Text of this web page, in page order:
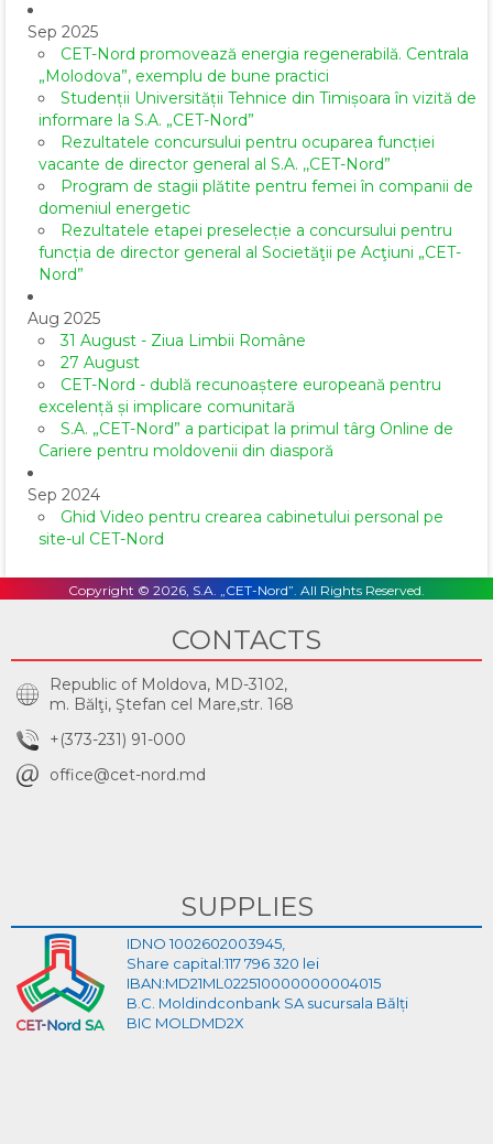
Sep 2025
CET-Nord promovează energia regenerabilă. Centrala
„Molodova”, exemplu de bune practici
Studenții Universității Tehnice din Timișoara în vizită de
informare la S.A. „CET-Nord”
Rezultatele concursului pentru ocuparea funcției
vacante de director general al S.A. ,,CET-Nord”
Program de stagii plătite pentru femei în companii de
domeniul energetic
Rezultatele etapei preselecție a concursului pentru
funcția de director general al Societăţii pe Acţiuni „CET-
Nord”
Aug 2025
31 August - Ziua Limbii Române
27 August
CET-Nord - dublă recunoaștere europeană pentru
excelență și implicare comunitară
S.A. „CET-Nord” a participat la primul târg Online de
Cariere pentru moldovenii din diasporă
Sep 2024
Ghid Video pentru crearea cabinetului personal pe
site-ul CET-Nord
Copyright © 2026, S.A. „CET-Nord”. All Rights Reserved.
CONTACTS
Republic of Moldova, MD-3102,
m. Bălţi, Ştefan cel Mare,str. 168
+(373-231) 91-000
office@cet-nord.md
SUPPLIES
IDNO 1002602003945,
Share capital:117 796 320 lei
IBAN:MD21ML022510000000004015
B.C. Moldindconbank SA sucursala Bălți
BIC MOLDMD2X